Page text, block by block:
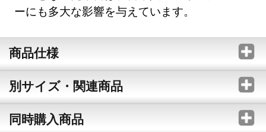
ーにも多大な影響を与えています。
商品仕様
別サイズ・関連商品
同時購入商品